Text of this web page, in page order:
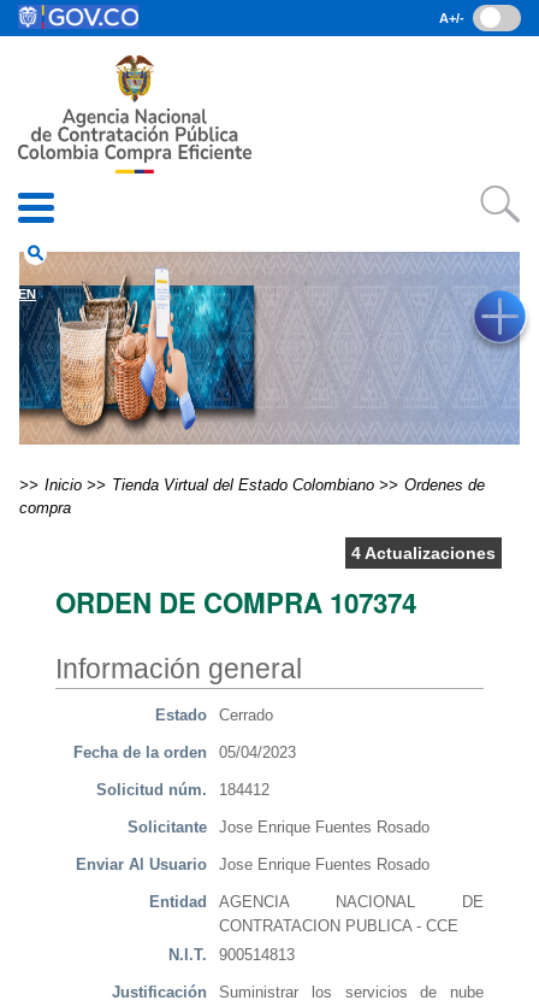
Pasar al contenido principal
• Consulta RUES
• Preguntas Frecuentes
search
EN
A+/-
Inicio Tienda Virtual del Estado Colombiano
Ordenes de
compra
4 Actualizaciones
ORDEN DE COMPRA 107374
Información general
Estado Cerrado
Fecha de la orden 05/04/2023
Solicitud núm. 184412
Solicitante Jose Enrique Fuentes Rosado
Enviar Al Usuario Jose Enrique Fuentes Rosado
Entidad
AGENCIA NACIONAL DE
CONTRATACION PUBLICA - CCE
N.I.T.
900514813
Justificación
Suministrar los servicios de nube